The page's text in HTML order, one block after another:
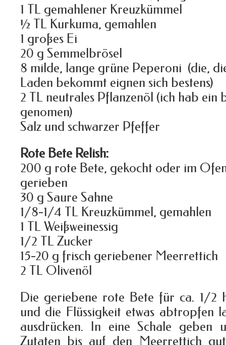
1 TL gemahlener Kreuzkümmel
½ TL Kurkuma, gemahlen
1 großes Ei
20 g Semmelbrösel
8 milde, lange grüne Peperoni (die,
Laden bekommt eignen sich bestens)
2 TL neutrales Pflanzenöl (ich hab ein
genomen)
Salz und schwarzer Pfeffer
Rote Bete Relish:
200 g rote Bete, gekocht oder im
gerieben
30 g Saure Sahne
1/8-1/4 TL Kreuzkümmel, gemahlen
1 TL Weißweinessig
1/2 TL Zucker
15-20 g frisch geriebener Meerrettich
2 TL Olivenöl
Die geriebene rote Bete für ca. 1/2
und die Flüssigkeit etwas abtropfen
ausdrücken. In eine Schale geben
Zutaten bis auf den Meerrettich